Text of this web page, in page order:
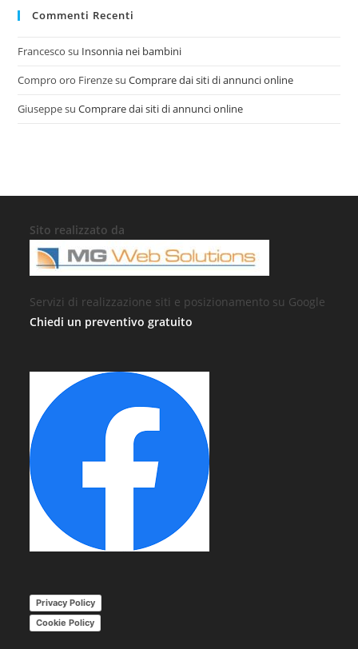
Commenti Recenti
Francesco su Insonnia nei bambini
Compro oro FirenzesuComprare dai siti di annunci online
GiuseppesuComprare dai siti di annunci online
Sito realizzato da
Servizi di realizzazione siti e posizionamento su Google
Chiedi un preventivo gratuito
Privacy Policy
Cookie Policy